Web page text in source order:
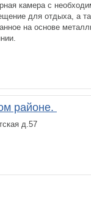
камера с
для отдыха, а
на основе
районе.
д.57